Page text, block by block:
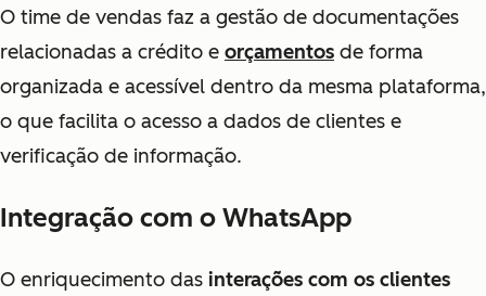
O time de vendas faz a gestão de documentações
relacionadas a crédito e orçamentos de forma
organizada e acessível dentro da mesma plataforma,
o que facilita o acesso a dados de clientes e
verificação de informação.
Integração com o WhatsApp
O enriquecimento das interações com os clientes